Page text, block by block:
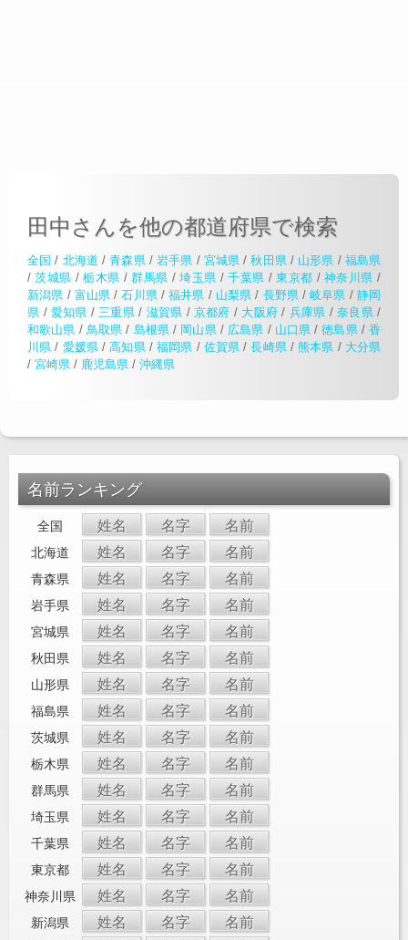
田中さんを他の都道府県で検索
全国 / 北海道 /青森県/ 岩手県 / 宮城県 /秋田県/ 山形県 / 福島県
/茨城県 /栃木県 /群馬県 /埼玉県 /千葉県 /東京都 /神奈川県 /
新潟県 / 富山県 /石川県/福井県 / 山梨県 / 長野県/岐阜県 / 静岡
県 / 愛知県 /三重県 / 滋賀県 / 京都府 / 大阪府 / 兵庫県 / 奈良県/
和歌山県 / 鳥取県 / 島根県/ 岡山県/ 広島県 / 山口県 /徳島県/香
川県 / 愛媛県/高知県/ 福岡県 / 佐賀県 /長崎県/熊本県 / 大分県
/ 宮崎県 / 鹿児島県 / 沖縄県
名前ランキング
全国 姓名 名字 名前
北海道 姓名 名字 名前
青森県 姓名 名字 名前
岩手県 姓名 名字 名前
宮城県 姓名 名字 名前
秋田県 姓名 名字 名前
山形県 姓名 名字 名前
福島県 姓名 名字 名前
茨城県 姓名 名字 名前
栃木県 姓名 名字 名前
群馬県 姓名 名字 名前
埼玉県 姓名 名字 名前
千葉県 姓名 名字 名前
東京都 姓名 名字 名前
神奈川県 姓名 名字 名前
新潟県 姓名 名字 名前